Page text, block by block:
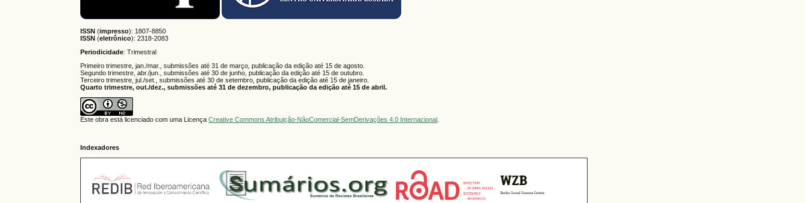
ISSN (impresso): 1807-8850
ISSN (eletrônico):2318-2083
Periodicidade: Trimestral
Primeiro trimestre, jan./mar., submissões até 31 de março, publicação da edição até 15 de agosto.
Segundo trimestre, abr./jun., submissões até 30 de junho, publicação da edição até 15 de outubro.
Terceiro trimestre, jul./set., submissões até 30 de setembro, publicação da edição até 15 de janeiro.
Quarto trimestre, out./dez., submissões até 31 de dezembro, publicação da edição até 15 de abril.
Este obra está licenciado com uma LicençaCreative Commons Atribuição-NãoComercial-SemDerivações 4.0 Internacional
Indexadores